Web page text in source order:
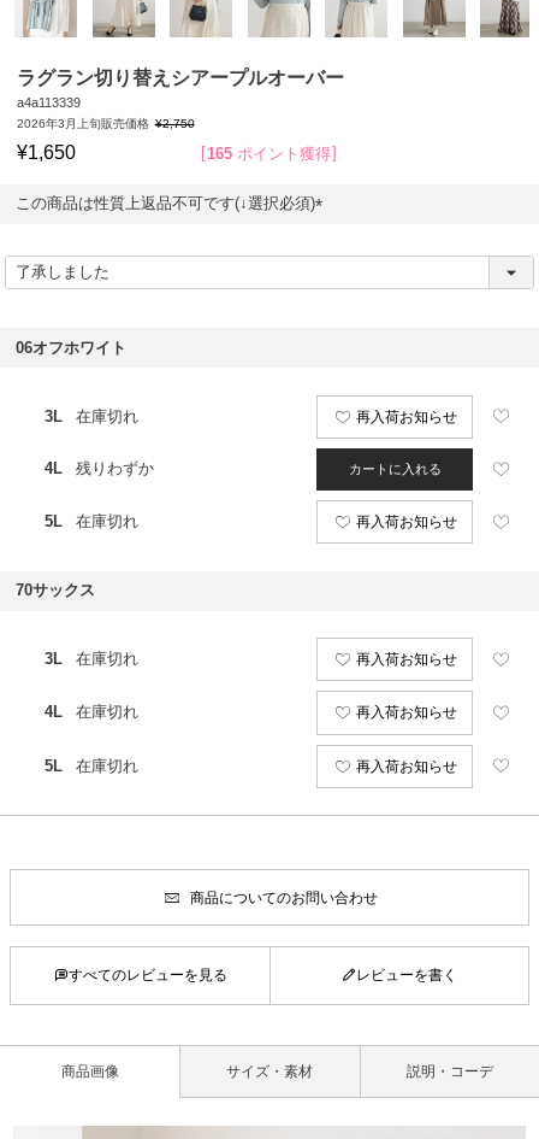
ラグラン切り替えシアープルオーバー
a4a113339
2026年3月上旬販売価格 ¥2,750
¥1,650 165 ポイント獲得
この商品は性質上返品不可です(↓選択必須)
必
06オフホワイト
3L 在庫切れ 再入荷お知らせ
4L 残りわずか カートに入れる
5L 在庫切れ 再入荷お知らせ
70サックス
3L 在庫切れ 再入荷お知らせ
4L 在庫切れ 再入荷お知らせ
5L 在庫切れ 再入荷お知らせ
商品についてのお問い合わせ
すべてのレビューを見る レビューを書く
商品画像 サイズ・素材 説明・コーデ